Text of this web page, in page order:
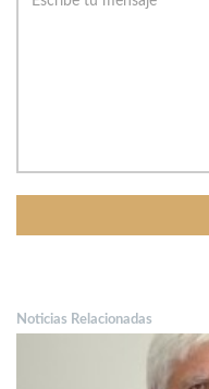
Noticias Relacionadas